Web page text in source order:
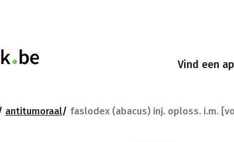
Vind een
antitumoraal faslodex (abacus) inj. oploss. i.m.